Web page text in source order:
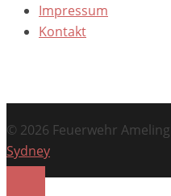
Impressum
Kontakt
© 2026 Feuerwehr
Sydney